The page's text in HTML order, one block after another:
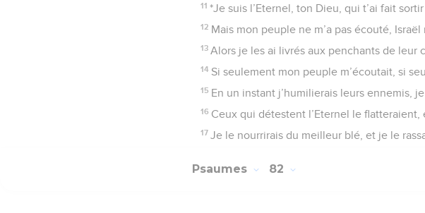
11 *Je suis l’Eternel, ton Dieu, qui t’ai fait
12 Mais mon peuple ne m’a pas écouté, Israël
13 Alors je les ai livrés aux penchants de leur
14 Si seulement mon peuple m’écoutait, si
15 En un instant j’humilierais leurs ennemis,
16 Ceux qui détestent l’Eternel le flatteraient,
17 Je le nourrirais du meilleur blé, et je le
Psaumes 82